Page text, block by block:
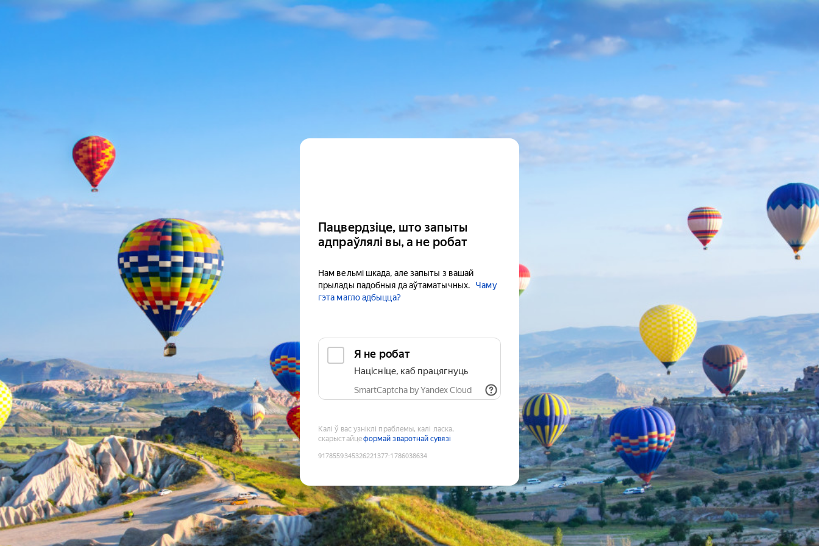
Пацвердзіце, што запыты
адпраўлялі вы, а не робат
Нам вельмі шкада, але запыты з вашай
прылады падобныя да аўтаматычных.
Чаму
гэта магло адбыцца?
Я не робат
Націсніце, каб працягнуць
SmartCaptcha by Yandex Cloud
Калі ў вас узніклі праблемы, калі ласка,
скарыстайцеформай зваротнай сувязі
9178559345326221377:1786038634